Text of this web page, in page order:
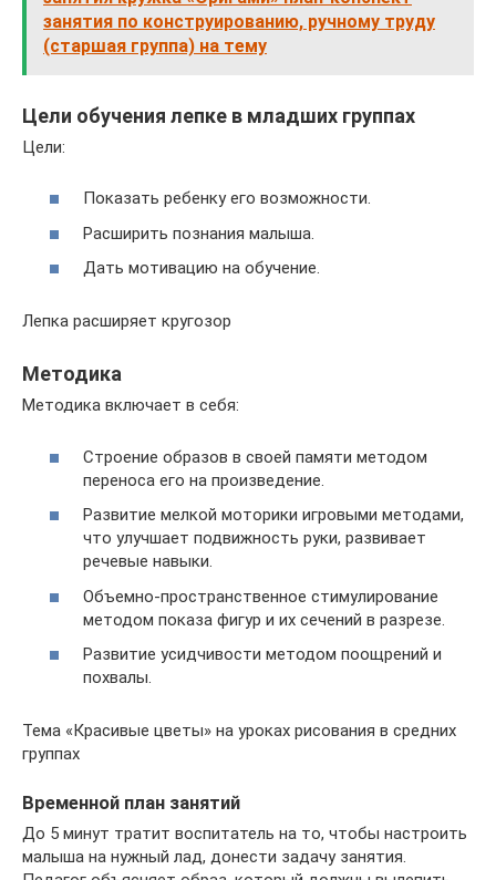
занятия по конструированию, ручному труду
(старшая группа) на тему
Цели обучения лепке в младших группах
Цели:
Показать ребенку его возможности.
Расширить познания малыша.
Дать мотивацию на обучение.
Лепка расширяет кругозор
Методика
Методика включает в себя:
Строение образов в своей памяти методом
переноса его на произведение.
Развитие мелкой моторики игровыми методами,
что улучшает подвижность руки, развивает
речевые навыки.
Объемно-пространственное стимулирование
методом показа фигур и их сечений в разрезе.
Развитие усидчивости методом поощрений и
похвалы.
Тема «Красивые цветы» на уроках рисования в средних
группах
Временной план занятий
До 5 минут тратит воспитатель на то, чтобы настроить
малыша на нужный лад, донести задачу занятия.